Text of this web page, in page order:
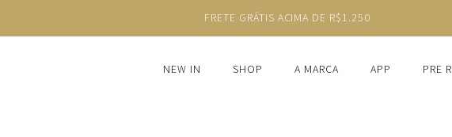
FRETE GRÁTIS ACIMA DE R$1.250
NEW IN SHOP A MARCA APP PRE